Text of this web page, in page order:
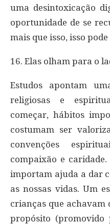
uma desintoxicação
oportunidade de se
mais que isso, isso
16. Elas olham para o
Estudos apontam
religiosas e
começar, hábitos
costumam ser
convenções
compaixão e
importam ajuda a dar
as nossas vidas. Um
crianças que achavam
propósito (promovido